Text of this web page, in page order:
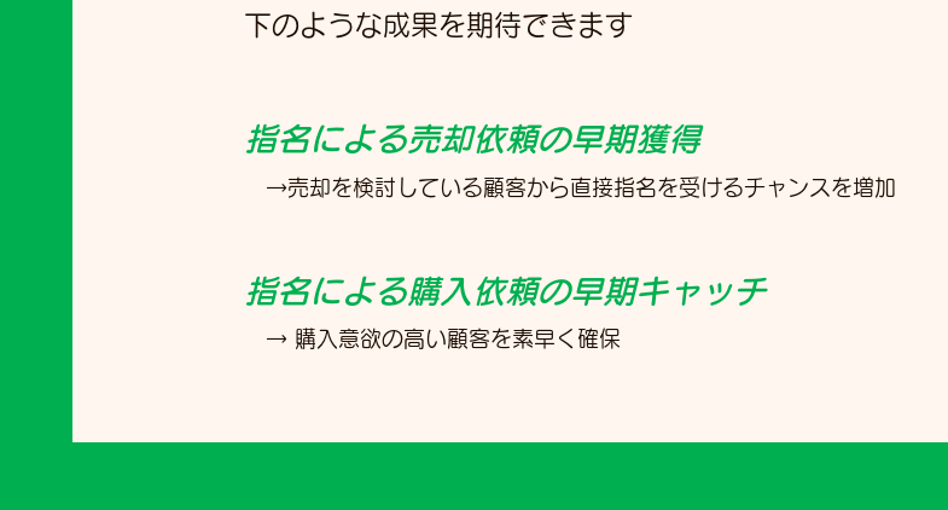
下のような成果を期待できます
指名による売却依頼の早期獲得
→​売却を検討している顧客から直接指名を受けるチャンスを増加
指名による購入依頼の早期キャッチ
→ 購入意欲の高い顧客を素早く確保